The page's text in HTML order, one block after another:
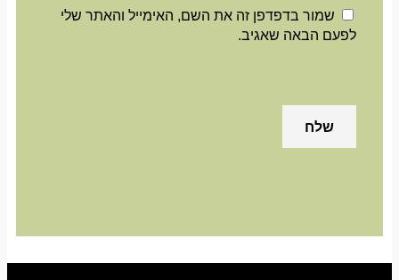
שמור בדפדפן זה את השם, האימייל והאתר שלי
לפעם הבאה שאגיב.